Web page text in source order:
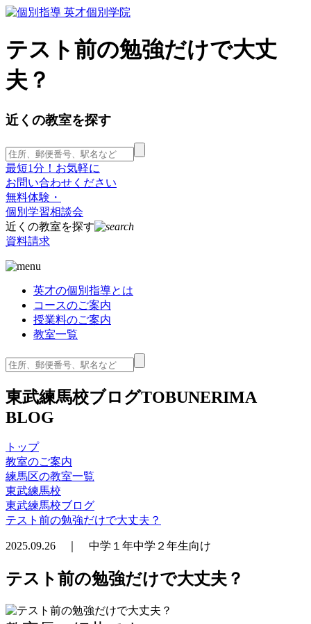
テスト前の勉強だけで大丈
夫？
近くの教室を探す
最短1分！お気軽に
お問い合わせください
無料体験・
個別学習相談会
近くの教室を探す
資料請求
英才の個別指導とは
コースのご案内
授業料のご案内
教室一覧
東武練馬校ブログTOBUNERIMA
BLOG
トップ
教室のご案内
練馬区の教室一覧
東武練馬校
東武練馬校ブログ
テスト前の勉強だけで大丈夫？
2025.09.26 ｜ 中学１年中学２年生向け
テスト前の勉強だけで大丈夫？